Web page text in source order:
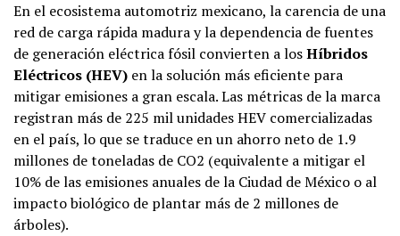
En el ecosistema automotriz mexicano, la carencia de una
red de carga rápida madura y la dependencia de fuentes
de generación eléctrica fósil convierten a losHíbridos
Eléctricos (HEV) en la solución más eficiente para
mitigar emisiones a gran escala. Las métricas de la marca
registran más de 225 mil unidades HEV comercializadas
en el país, lo que se traduce en un ahorro neto de 1.9
millones de toneladas de CO2​ (equivalente a mitigar el
10% de las emisiones anuales de la Ciudad de México o al
impacto biológico de plantar más de 2 millones de
árboles).